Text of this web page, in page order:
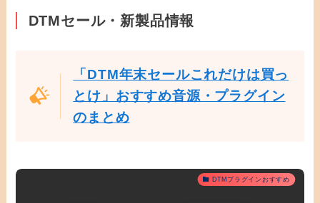
DTMセール・新製品情報
「DTM年末セールこれだけは買っ
とけ」おすすめ音源・プラグイン
のまとめ
DTMプラグインおすすめ